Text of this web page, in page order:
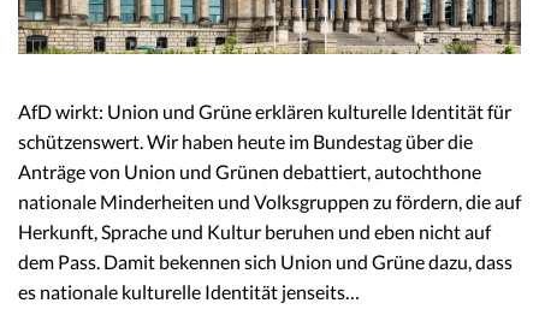
AfD wirkt: Union und Grüne erklären kulturelle Identität für
schützenswert. Wir haben heute im Bundestag über die
Anträge von Union und Grünen debattiert, autochthone
nationale Minderheiten und Volksgruppen zu fördern, die auf
Herkunft, Sprache und Kultur beruhen und eben nicht auf
dem Pass. Damit bekennen sich Union und Grüne dazu, dass
es nationale kulturelle Identität jenseits…